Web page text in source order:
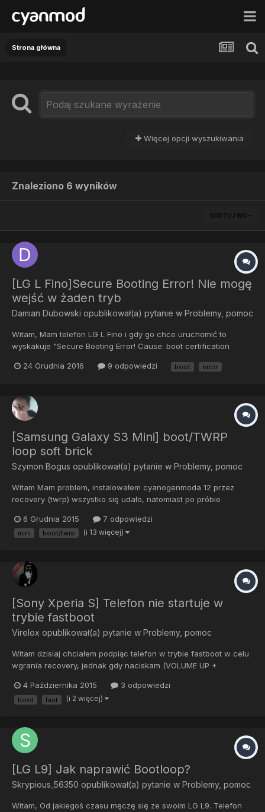
Strona główna
Więcej opcji wyszukiwania
Znaleziono 6 wyników
SORTUJ WG
[LG L Fino]Secure Booting Error! Nie mogę
wejść w żaden tryb
Damian Dubowski opublikował(a) pytanie w Problemy, pomoc
Witam, Mam telefon LG L Fino i gdy go chce uruchomić to
wyskakuje "Secure Booting Error! Cause: boot certification
logo(czasem bez) i napis "Secure Booting Error! Cause: boot
dwoma fol...
24 Grudnia 2016 9 odpowiedzi boot error
[Samsung Galaxy S3 Mini] boot/TWRP
loop soft brick
Szymon Bogus opublikował(a) pytanie w Problemy, pomoc
Witam Mam problem, instalowałem cyanogenmoda 12 przez
recovery (twrp) wszystko się udało, natomiast po próbie
zrestartował się i do tej pory się nie uruchomił, po przytrzymaniu
klawisza power pokazuje się ekran wczytywania recovery mo...
6 Grudnia 2015 7 odpowiedzi
mini boot/twrp (i 13 więcej)
[Sony Xperia S] Telefon nie startuje w
trybie fastboot
Virelox opublikował(a) pytanie w Problemy, pomoc
Witam dzisiaj chciałem podpiąc telefon w trybie fastboot w celu
wgrania recovery, jednak gdy naciskam (VOLUME UP +
Z góry dziękuję za pomoc.
4 Października 2015 3 odpowiedzi
boot fast (i 2 więcej)
[LG L9] Jak naprawić Bootloop?
Skrypious_56350 opublikował(a) pytanie w Problemy, pomoc
Witam, Od jakiegoś czasu męczę się ze swoim LG L9. Telefon